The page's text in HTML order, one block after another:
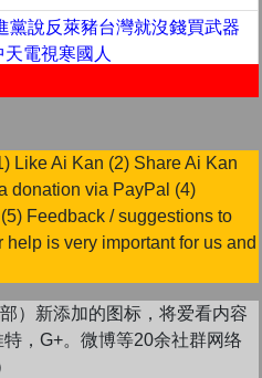
黨說反萊豬台灣就沒錢買武器
電視寒國人
臨，先了解台灣能源政策!民
Like Ai Kan (2) Share Ai Kan
donation via PayPal (4)
Feedback / suggestions to
is very important for us and
）新添加的图标，将爱看内容
，G+。微博等20余社群网络